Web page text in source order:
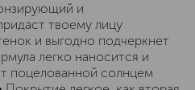
и
твоему лицу
и выгодно подчеркнет
легко наносится и
поцелованной солнцем